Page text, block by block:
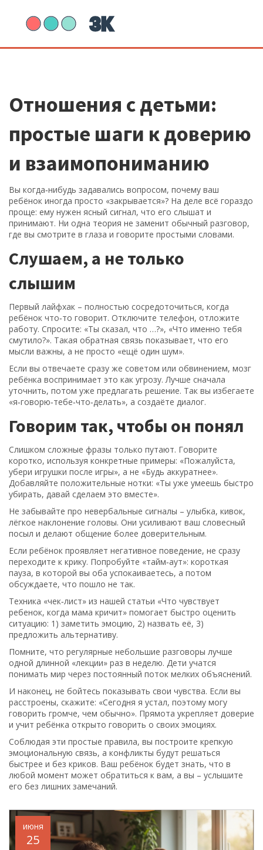
Отношения с детьми:
простые шаги к доверию
и взаимопониманию
Вы когда‑нибудь задавались вопросом, почему ваш
ребёнок иногда просто «закрывается»? На деле всё гораздо
проще: ему нужен ясный сигнал, что его слышат и
принимают. Ни одна теория не заменит обычный разговор,
где вы смотрите в глаза и говорите простыми словами.
Слушаем, а не только
слышим
Первый лайфхак – полностью сосредоточиться, когда
ребёнок что‑то говорит. Отключите телефон, отложите
работу. Спросите: «Ты сказал, что …?», «Что именно тебя
смутило?». Такая обратная связь показывает, что его
мысли важны, а не просто «ещё один шум».
Если вы отвечаете сразу же советом или обвинением, мозг
ребёнка воспринимает это как угрозу. Лучше сначала
уточнить, потом уже предлагать решение. Так вы избегаете
«я‑говорю‑тебе‑что‑делать», а создаёте диалог.
Говорим так, чтобы он понял
Слишком сложные фразы только путают. Говорите
коротко, используя конкретные примеры: «Пожалуйста,
убери игрушки после игры», а не «Будь аккуратнее».
Добавляйте положительные нотки: «Ты уже умеешь быстро
убирать, давай сделаем это вместе».
Не забывайте про невербальные сигналы – улыбка, кивок,
лёгкое наклонение головы. Они усиливают ваш словесный
посыл и делают общение более доверительным.
Если ребёнок проявляет негативное поведение, не сразу
переходите к крику. Попробуйте «тайм‑аут»: короткая
пауза, в которой вы оба успокаиваетесь, а потом
обсуждаете, что пошло не так.
Техника «чек‑лист» из нашей статьи «Что чувствует
ребенок, когда мама кричит» помогает быстро оценить
ситуацию: 1) заметить эмоцию, 2) назвать её, 3)
предложить альтернативу.
Помните, что регулярные небольшие разговоры лучше
одной длинной «лекции» раз в неделю. Дети учатся
понимать мир через постоянный поток мелких объяснений.
И наконец, не бойтесь показывать свои чувства. Если вы
расстроены, скажите: «Сегодня я устал, поэтому могу
говорить громче, чем обычно». Прямота укрепляет доверие
и учит ребёнка открыто говорить о своих эмоциях.
Соблюдая эти простые правила, вы построите крепкую
эмоциональную связь, а конфликты будут решаться
быстрее и без криков. Ваш ребёнок будет знать, что в
любой момент может обратиться к вам, а вы – услышите
его без лишних замечаний.
июня
25